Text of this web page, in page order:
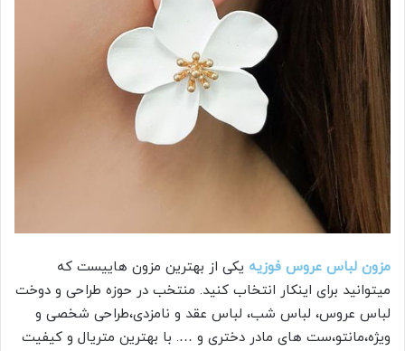
مزون لباس عروس فوزیه یکی از بهترین مزون هاییست که
میتوانید برای اینکار انتخاب کنید. منتخب در حوزه طراحی و‌ دوخت
لباس عروس، لباس شب، لباس عقد و‌ نامزدی،طراحی شخصی و
ویژه،مانتو،ست های مادر دختری و …. با بهترین متریال و کیفیت